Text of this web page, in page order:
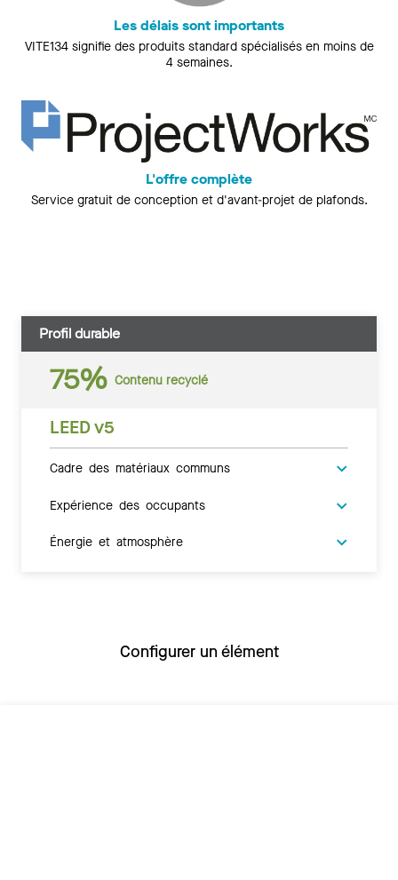
Les délais sont importants
VITE134 signifie des produits standard spécialisés en moins de
4 semaines.
L'offre complète
Service gratuit de conception et d'avant-projet de plafonds.
Profil durable
75% Contenu recyclé
LEED v5
Cadre des matériaux communs
Expérience des occupants
Énergie et atmosphère
Configurer un élément